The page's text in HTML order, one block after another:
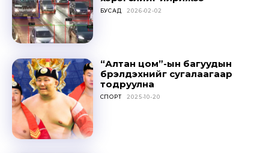
БУСАД 2026-02-02
“Алтан цом”-ын багуудын
бүрэлдэхүүнийг сугалаагаар
тодруулна
СПОРТ 2025-10-20